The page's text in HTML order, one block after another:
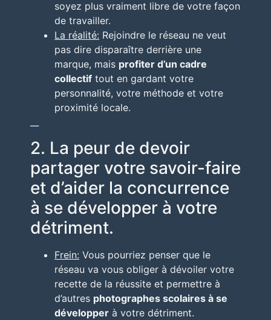
soyez plus vraiment libre de votre façon
de travailler.
La réalité: Rejoindre le réseau ne veut
pas dire disparaître derrière une
marque, mais profiter d’un cadre
collectif tout en gardant votre
personnalité, votre méthode et votre
proximité locale.
2. La peur de devoir
partager votre savoir-faire
et d’aider la concurrence
à se développer à votre
détriment.
Frein: Vous pourriez penser que le
réseau va vous obliger à dévoiler votre
recette de la réussite et permettre à
d’autres photographes scolaires à se
développer à votre détriment.